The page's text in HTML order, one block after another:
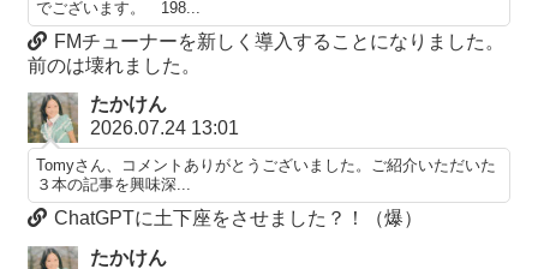
でございます。 198...
FMチューナーを新しく導入することになりました。
前のは壊れました。
たかけん
2026.07.24 13:01
Tomyさん、コメントありがとうございました。ご紹介いただいた
３本の記事を興味深...
ChatGPTに土下座をさせました？！（爆）
たかけん